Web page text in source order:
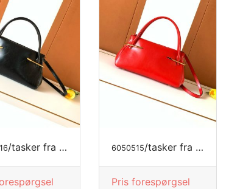
/tasker fra MODE LUKSUS 6050515/tasker fra MODE LUKSUS
Pris forespørgsel